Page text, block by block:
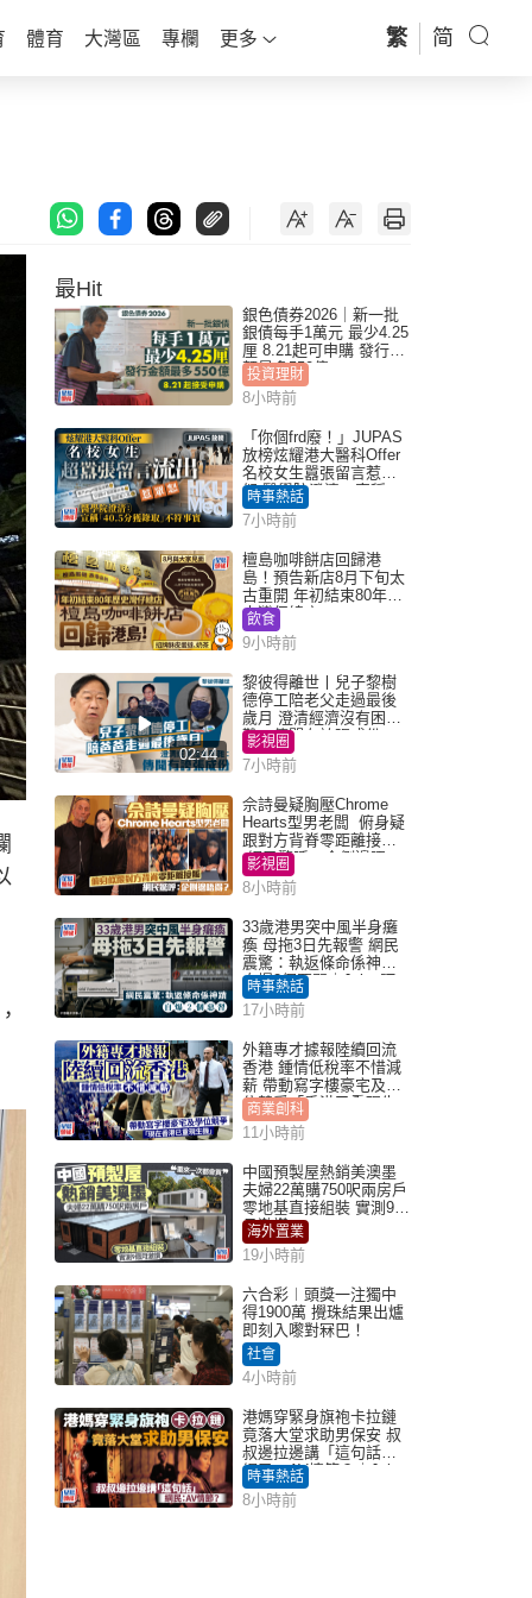
體育 大灣區 專欄 更多 繁 简
最Hit
銀色債券2026｜新一批
銀債每手1萬元 最少4.25
厘 8.21起可申購 發行金
額最多550億
投資理財
8小時前
「你個frd廢！」JUPAS
放榜炫耀港大醫科Offer
名校女生囂張留言惹眾
怒 醫學院澄清：宣稱
「40.5分獲錄取」不符事
實｜Juicy叮
時事熱話
7小時前
檀島咖啡餅店回歸港
島！預告新店8月下旬太
古重開 年初結束80年歷
史灣仔總店
飲食
9小時前
02:44
黎彼得離世丨兒子黎樹
德停工陪老父走過最後
歲月 澄清經濟沒有困
難：傳聞有誇張成份
影視圈
7小時前
佘詩曼疑胸壓Chrome
Hearts型男老闆 俯身疑
跟對方背脊零距離接觸
網民驚呼：企側邊唔
得？
影視圈
8小時前
33歲港男突中風半身癱
瘓 母拖3日先報警 網民
震驚：執返條命係神蹟
自爆2個惡習｜Juicy叮
時事熱話
17小時前
外籍專才據報陸續回流
香港 鍾情低稅率不惜減
薪 帶動寫字樓豪宅及學
位競爭「香港已重現生
機」
商業創科
11小時前
中國預製屋熱銷美澳墨
夫婦22萬購750呎兩房戶
零地基直接組裝 實測9個
月激讚
海外置業
19小時前
六合彩︱頭獎一注獨中
得1900萬 攪珠結果出爐
即刻入嚟對冧巴！
社會
4小時前
港媽穿緊身旗袍卡拉鏈
竟落大堂求助男保安 叔
叔邊拉邊講「這句話」
網民：AV情節？｜Juicy
叮
時事熱話
8小時前